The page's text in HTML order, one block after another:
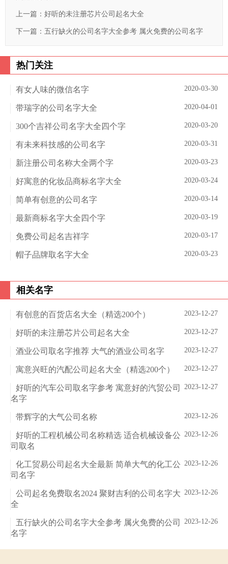
上一篇： 好听的未注册芯片公司起名大全
下一篇： 五行缺火的公司名字大全参考 属火免费的公司名字
热门关注
2020-03-30
有女人味的微信名字
2020-04-01
带瑞字的公司名字大全
2020-03-20
300个吉祥公司名字大全四个字
2020-03-31
有未来科技感的公司名字
2020-03-23
新注册公司名称大全两个字
2020-03-24
好寓意的化妆品商标名字大全
2020-03-14
简单有创意的公司名字
2020-03-19
最新商标名字大全四个字
2020-03-17
免费公司起名吉祥字
2020-03-23
帽子品牌取名字大全
相关名字
2023-12-27
有创意的百货店名大全（精选200个）
2023-12-27
好听的未注册芯片公司起名大全
2023-12-27
酒业公司取名字推荐 大气的酒业公司名字
2023-12-27
寓意兴旺的汽配公司起名大全（精选200个）
2023-12-27
好听的汽车公司取名字参考 寓意好的汽贸公司
名字
2023-12-26
带辉字的大气公司名称
2023-12-26
好听的工程机械公司名称精选 适合机械设备公
司取名
2023-12-26
化工贸易公司起名大全最新 简单大气的化工公
司名字
2023-12-26
公司起名免费取名2024 聚财吉利的公司名字大
全
2023-12-26
五行缺火的公司名字大全参考 属火免费的公司
名字